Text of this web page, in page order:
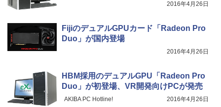
2016年4月26日
FijiのデュアルGPUカード「Radeon Pro
Duo」が国内登場
2016年4月26日
HBM採用のデュアルGPU「Radeon Pro
Duo」が初登場、VR開発向けPCが発売
AKIBA PC Hotline! 2016年4月26日